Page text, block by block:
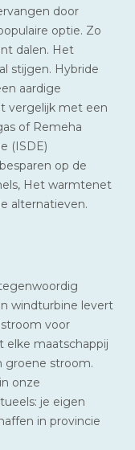
door
optie. Zo
dalen. Het
stijgen. Hybride
aardige
vergelijk met een
of Remeha
(ISDE)
op de
Het warmtenet
alternatieven.
windturbine levert
voor
elke maatschappij
groene stroom.
onze
je eigen
in provincie